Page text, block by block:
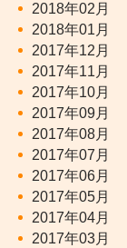
2018年02月
2018年01月
2017年12月
2017年11月
2017年10月
2017年09月
2017年08月
2017年07月
2017年06月
2017年05月
2017年04月
2017年03月